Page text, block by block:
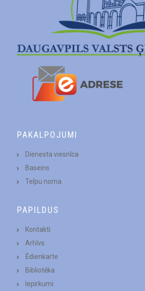
PAKALPOJUMI
Dienesta viesnīca
Baseins
Telpu noma
PAPILDUS
Kontakti
Arhīvs
Ēdienkarte
Bibliotēka
Iepirkumi